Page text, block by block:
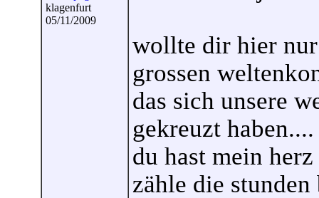
klagenfurt
05/11/2009
wollte dir hier
grossen
das sich unsere
gekreuzt haben....
du hast mein
zähle die